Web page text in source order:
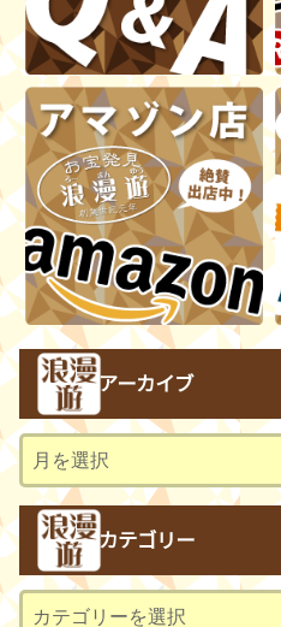
アーカイブ
ア
ー
カ
ブ
カテゴリー
カ